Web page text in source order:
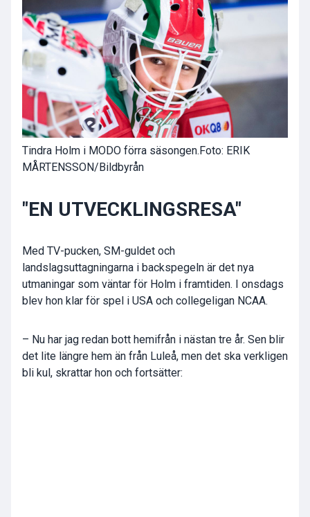
Tindra Holm i MODO förra säsongen. Foto: ERIK
MÅRTENSSON/Bildbyrån
"EN UTVECKLINGSRESA"
Med TV-pucken, SM-guldet och
landslagsuttagningarna i backspegeln är det nya
utmaningar som väntar för Holm i framtiden. I onsdags
blev hon klar för spel i USA och collegeligan NCAA.
– Nu har jag redan bott hemifrån i nästan tre år. Sen blir
det lite längre hem än från Luleå, men det ska verkligen
bli kul, skrattar hon och fortsätter: